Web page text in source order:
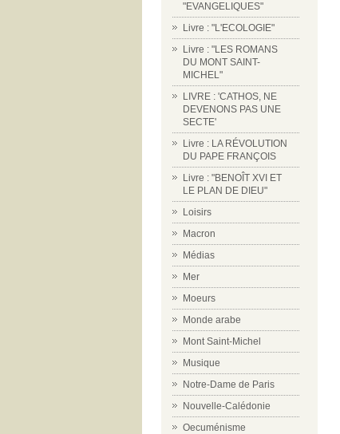
"EVANGELIQUES"
Livre : "L'ECOLOGIE"
Livre : "LES ROMANS
DU MONT SAINT-
MICHEL"
LIVRE : 'CATHOS, NE
DEVENONS PAS UNE
SECTE'
Livre : LA RÉVOLUTION
DU PAPE FRANÇOIS
Livre : "BENOÎT XVI ET
LE PLAN DE DIEU"
Loisirs
Macron
Médias
Mer
Moeurs
Monde arabe
Mont Saint-Michel
Musique
Notre-Dame de Paris
Nouvelle-Calédonie
Oecuménisme